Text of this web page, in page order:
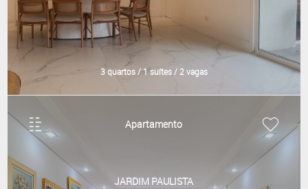
3 quartos / 1 suítes / 2 vagas
Apartamento
JARDIM PAULISTA